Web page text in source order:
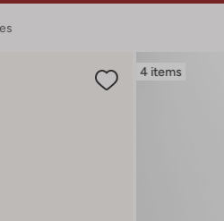
4 items